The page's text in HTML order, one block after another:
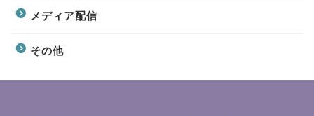
メディア配信
その他